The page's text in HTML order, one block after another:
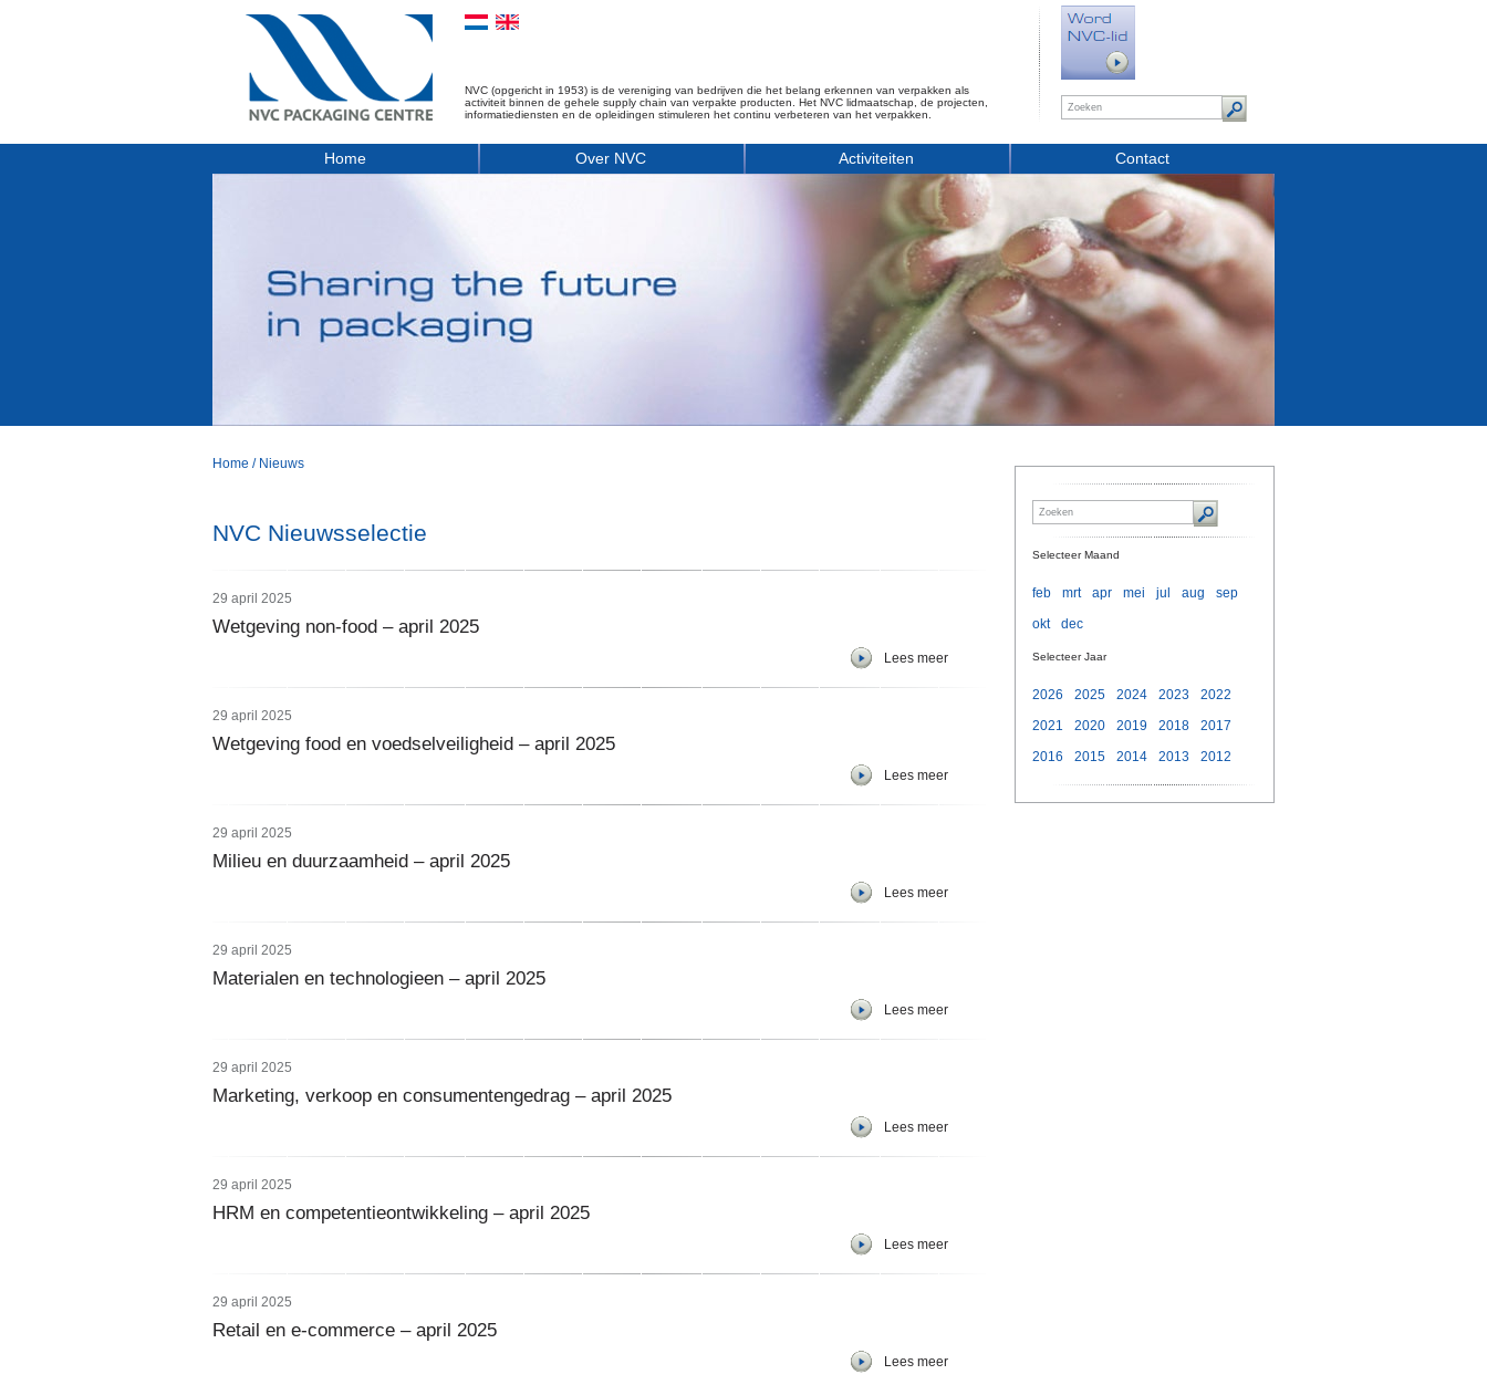
NVC (opgericht in 1953) is de vereniging van bedrijven die het belang erkennen van verpakken als
activiteit binnen de gehele supply chain van verpakte producten. Het NVC lidmaatschap, de projecten,
informatiediensten en de opleidingen stimuleren het continu verbeteren van het verpakken.
Home Over NVC Activiteiten Contact
Home / Nieuws
NVC Nieuwsselectie
29 april 2025
Wetgeving non-food – april 2025
Lees meer
29 april 2025
Wetgeving food en voedselveiligheid – april 2025
Lees meer
29 april 2025
Milieu en duurzaamheid – april 2025
Lees meer
29 april 2025
Materialen en technologieen – april 2025
Lees meer
29 april 2025
Marketing, verkoop en consumentengedrag – april 2025
Lees meer
29 april 2025
HRM en competentieontwikkeling – april 2025
Lees meer
29 april 2025
Retail en e-commerce – april 2025
Lees meer
Selecteer Maand
feb mrt apr mei jul aug
sep
okt
dec
Selecteer Jaar
2026 2025 2024 2023
2022
2021
2020 2019 2018
2017
2016
2015 2014 2013 2012